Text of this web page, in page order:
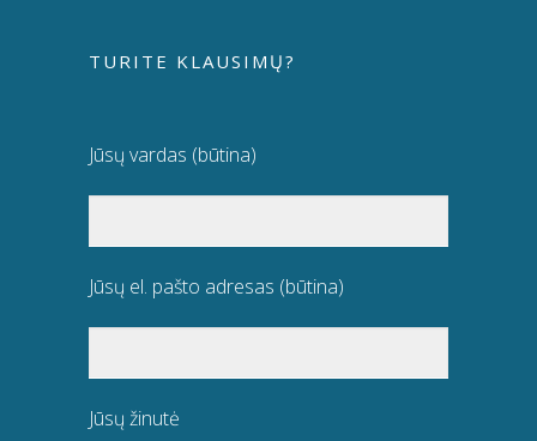
TURITE KLAUSIMŲ?
Jūsų vardas (būtina)
Jūsų el. pašto adresas (būtina)
Jūsų žinutė